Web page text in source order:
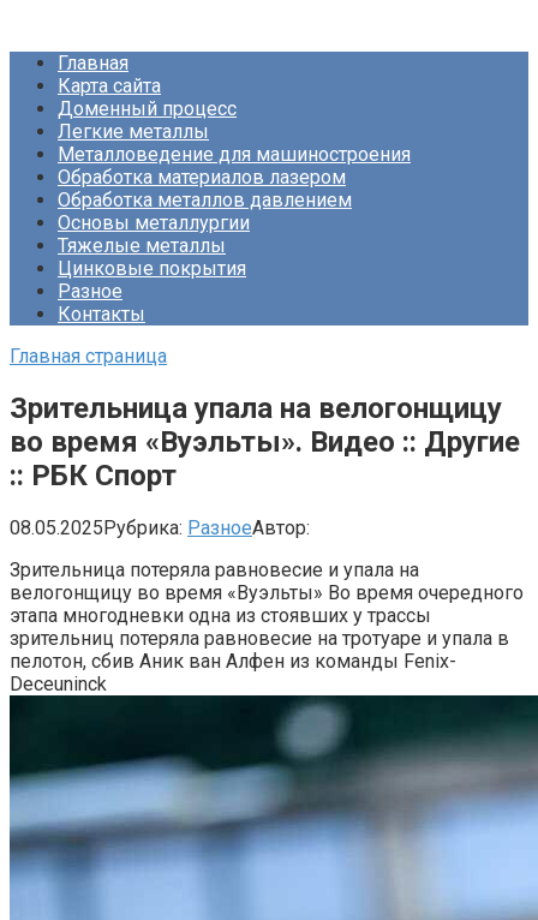
контентуГлавная
Карта сайта
Доменный процесс
Легкие металлы
Металловедение для машиностроения
Обработка материалов лазером
Обработка металлов давлением
Основы металлургии
Тяжелые металлы
Цинковые покрытия
Разное
Контакты
Главная страница
Зрительница упала на велогонщицу
во время «Вуэльты». Видео :: Другие
:: РБК Спорт
08.05.2025Рубрика: РазноеАвтор:
Зрительница потеряла равновесие и упала на
велогонщицу во время «Вуэльты» Во время очередного
этапа многодневки одна из стоявших у трассы
зрительниц потеряла равновесие на тротуаре и упала в
пелотон, сбив Аник ван Алфен из команды Fenix-
Deceuninck